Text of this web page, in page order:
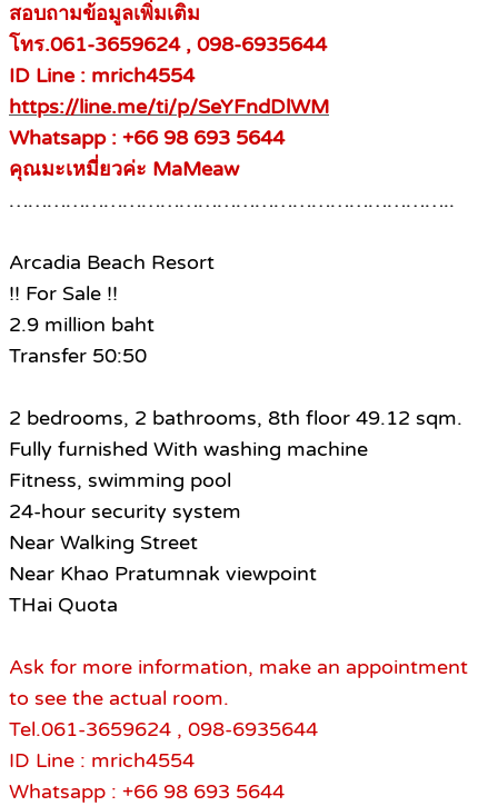
สอบถามข้อมูลเพิ่มเติม
โทร.061-3659624 , 098-6935644
ID Line : mrich4554
https://line.me/ti/p/SeYFndDlWM
Whatsapp : +66 98 693 5644
คุณมะเหมี่ยวค่ะ MaMeaw
……………………………………………………………..
Arcadia Beach Resort
!! For Sale !!
2.9 million baht
Transfer 50:50
2 bedrooms, 2 bathrooms, 8th floor 49.12 sqm.
Fully furnished With washing machine
Fitness, swimming pool
24-hour security system
Near Walking Street
Near Khao Pratumnak viewpoint
THai Quota
Ask for more information, make an appointment
to see the actual room.
Tel.061-3659624 , 098-6935644
ID Line : mrich4554
Whatsapp : +66 98 693 5644